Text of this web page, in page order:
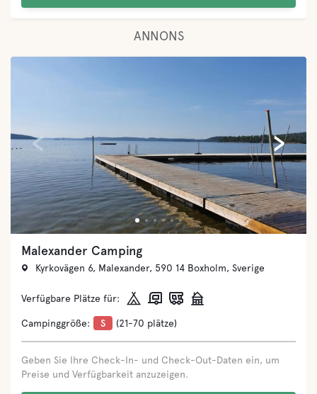
ANNONS
›
‹
Vilshärads Camping
Vilshäradsvägen 24, 305 65 Vilshärad, Sverige
Verfügbare Plätze für:
Campinggröße: M (71-150 plätze)
Geben Sie Ihre Check-In- und Check-Out-Daten ein, um
Preise und Verfügbarkeit anzuzeigen.